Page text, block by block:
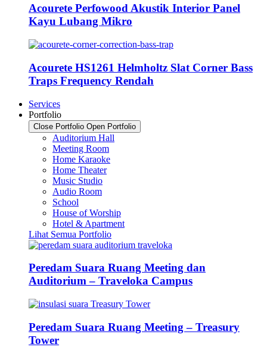
Acourete Perfowood Akustik Interior Panel
Kayu Lubang Mikro
Acourete HS1261 Helmholtz Slat Corner Bass
Traps Frequency Rendah
Services
Portfolio
Close Portfolio Open Portfolio
Auditorium Hall
Meeting Room
Home Karaoke
Home Theater
Music Studio
Audio Room
School
House of Worship
Hotel & Apartment
Lihat Semua Portfolio
Peredam Suara Ruang Meeting dan
Auditorium – Traveloka Campus
Peredam Suara Ruang Meeting – Treasury
Tower